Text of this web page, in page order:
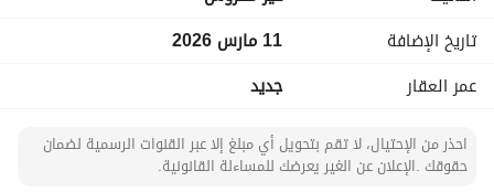
تاريخ الإضافة
11 مارس 2026
عمر العقار
جديد
احذر من الإحتيال، لا تقم بتحويل أي مبلغ إلا عبر القنوات الرسمية لضمان
حقوقك .الإعلان عن الغير يعرضك للمساءلة القانونية.